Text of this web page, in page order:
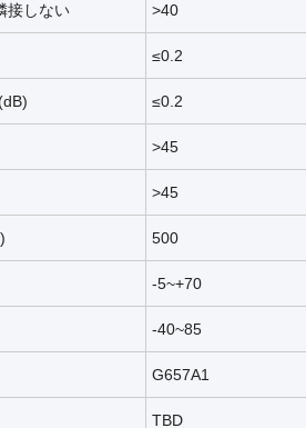
接しない >40
≤0.2
≤0.2
>45
>45
500
-5~+70
-40~85
G657A1
TBD